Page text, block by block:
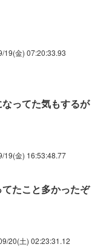
19(金) 07:20:33.93
ってた気もするが
19(金) 16:53:48.77
たこと多かったぞ
20(土) 02:23:31.12